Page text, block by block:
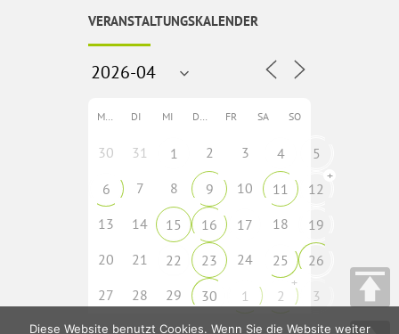
VERANSTALTUNGSKALENDER
MO DI MI DO FR SA SO
30 31 1 2 3 4
5
6
7 8 9 10 11 12
+
13 14 15 16 17 18
19
20
21 22 23 24 25
26
27
28 29 30 1 2
+
3
Diese Website benutzt Cookies. Wenn Sie die Website weiter